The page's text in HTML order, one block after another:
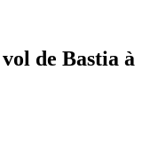
de Bastia à